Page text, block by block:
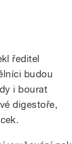
ředitel
budou
i bourat
digestoře,